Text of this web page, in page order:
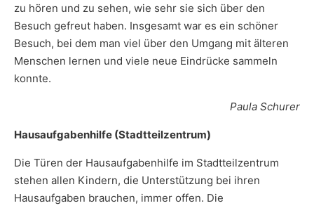
zu hören und zu sehen, wie sehr sie sich über den
Besuch gefreut haben. Insgesamt war es ein schöner
Besuch, bei dem man viel über den Umgang mit älteren
Menschen lernen und viele neue Eindrücke sammeln
konnte.
Paula Schurer
Hausaufgabenhilfe (Stadtteilzentrum)
Die Türen der Hausaufgabenhilfe im Stadtteilzentrum
stehen allen Kindern, die Unterstützung bei ihren
Hausaufgaben brauchen, immer offen. Die